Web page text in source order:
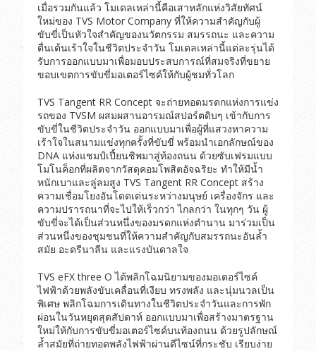
เมื่อรวมกันแล้ว โมเดลเหล่านี้คือเสาหลักแห่งวิสัยทัศน์
ใหม่ของ TVS Motor Company ที่ให้ความสำคัญกับผู้
ขับขี่เป็นหัวใจสำคัญของนวัตกรรม สมรรถนะ และความ
ตื่นเต้นเร้าใจในชีวิตประจำวัน โมเดลเหล่านี้แต่ละรุ่นได้
รับการออกแบบมาเพื่อมอบประสบการณ์ที่สมจริงที่ขยาย
ขอบเขตการขับขี่มอเตอร์ไซค์ให้กับผู้ชมทั่วโลก
TVS Tangent RR Concept จะถ่ายทอดมรดกแห่งการแข่ง
รถของ TVSM ผสมผสานอารมณ์สปอร์ตดิบๆ เข้ากับการ
ขับขี่ในชีวิตประจำวัน ออกแบบมาเพื่อผู้ที่แสวงหาความ
เร้าใจในสนามแข่งทุกครั้งที่ขับขี่ พร้อมนำเอกลักษณ์ของ
DNA แห่งแชมป์เปี้ยนชิพมาสู่ท้องถนน ด้วยซับเฟรมแบบ
โมโนค็อกที่ผลิตจากวัสดุคอมโพสิตอัจฉริยะ ทำให้มีน้ำ
หนักเบาและลู่ลมสูง TVS Tangent RR Concept สร้าง
ความเชื่อมโยงอันโดดเด่นระหว่างมนุษย์ เครื่องจักร และ
ความปรารถนาที่จะไปให้เร็วกว่า ไกลกว่า ในทุกๆ วัน ผู้
ขับขี่จะได้เป็นส่วนหนึ่งของมรดกแห่งตำนาน มาร่วมเป็น
ส่วนหนึ่งของชุมชนที่ให้ความสำคัญกับสมรรถนะอันล้ำ
สมัย อะดรีนาลีน และแรงบันดาลใจ
TVS eFX three O ได้พลิกโฉมนิยามของมอเตอร์ไซค์
ไฟฟ้าด้วยพลังขับเคลื่อนที่เงียบ ทรงพลัง และนุ่มนวลเป็น
พิเศษ พลิกโฉมการเดินทางในชีวิตประจำวันและการพัก
ผ่อนในวันหยุดสุดสัปดาห์ ออกแบบมาเพื่อสร้างมาตรฐาน
ใหม่ให้กับการขับขี่มอเตอร์ไซค์บนท้องถนน ด้วยรูปลักษณ์
ล้ำสมัยที่ถ่ายทอดพลังไฟฟ้าผ่านดีไซน์ที่กระชับ เรียบง่าย